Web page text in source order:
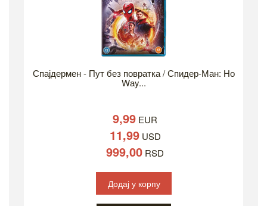
Спајдермен - Пут без повратка / Спидер-Ман: Но
Wаy...
9,99 EUR
11,99USD
999,00 RSD
Додај у корпу